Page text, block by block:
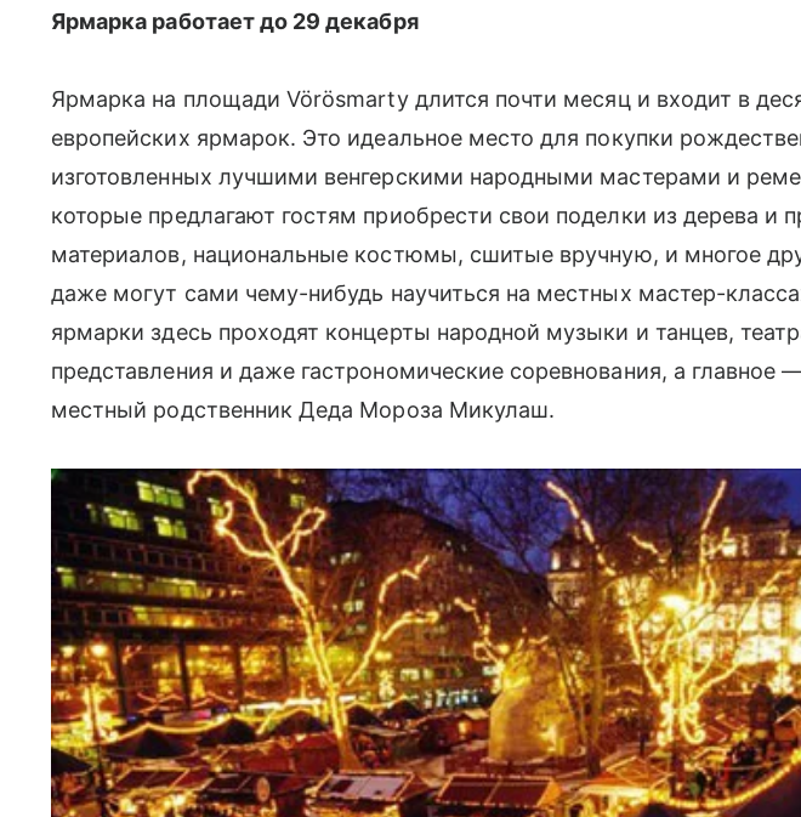
Ярмарка работает до 29 декабря
Ярмарка на площади Vörösmarty длится почти месяц и входит в
европейских ярмарок. Это идеальное место для покупки
изготовленных лучшими венгерскими народными мастерами и
которые предлагают гостям приобрести свои поделки из дерева и
материалов, национальные костюмы, сшитые вручную, и многое
даже могут сами чему-нибудь научиться на местных мастер-
ярмарки здесь проходят концерты народной музыки и танцев,
представления и даже гастрономические соревнования, а главное
местный родственник Деда Мороза Микулаш.